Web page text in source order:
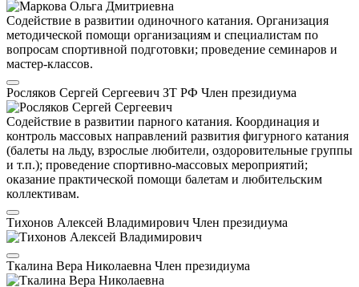
Содействие в развитии одиночного катания. Организация
методической помощи организациям и специалистам по
вопросам спортивной подготовки; проведение семинаров и
мастер-классов.
Росляков Сергей Сергеевич ЗТ РФ Член президиума
Содействие в развитии парного катания. Координация и
контроль массовых направлений развития фигурного катания
(балеты на льду, взрослые любители, оздоровительные группы
и т.п.); проведение спортивно-массовых мероприятий;
оказание практической помощи балетам и любительским
коллективам.
Тихонов Алексей Владимирович Член президиума
Ткалина Вера Николаевна Член президиума